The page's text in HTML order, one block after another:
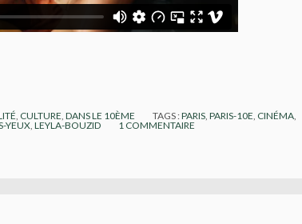
, CULTURE,DANS LE 10ÈME TAGS :PARIS,PARIS-10E, CINÉMA,
YEUX, LEYLA-BOUZID 1 COMMENTAIRE